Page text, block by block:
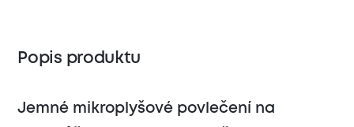
Popis produktu
Jemné mikroplyšové povlečení na